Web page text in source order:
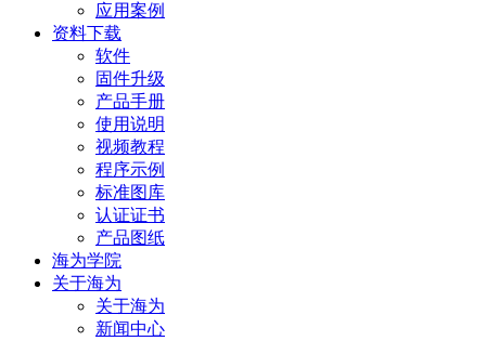
应用案例
资料下载
软件
固件升级
产品手册
使用说明
视频教程
程序示例
标准图库
认证证书
产品图纸
海为学院
关于海为
关于海为
新闻中心